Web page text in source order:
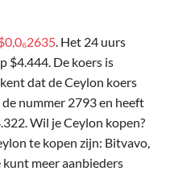
. Het 24 uurs
$4.444. De koers is
dat de Ceylon koers
de nummer 2793 en heeft
Wil je Ceylon kopen?
te kopen zijn: Bitvavo,
kunt meer aanbieders